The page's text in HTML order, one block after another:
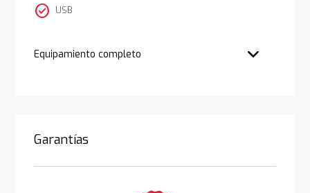
check_circle USB
Equipamiento completo
Garantías